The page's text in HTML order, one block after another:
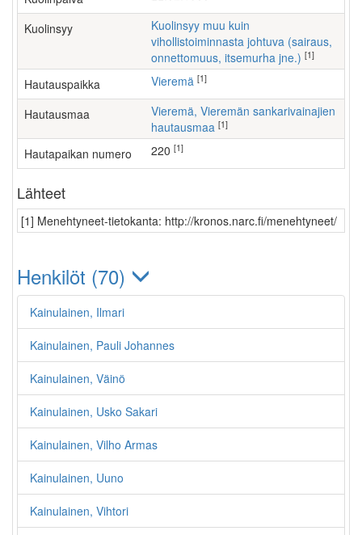
Kuolinsyy
Kuolinsyy muu kuin
vihollistoiminnasta johtuva (sairaus,
onnettomuus, itsemurha jne.) [1]
Hautauspaikka Vieremä [1]
Hautausmaa
Vieremä, Vieremän sankarivainajien
hautausmaa [1]
Hautapaikan numero 220 [1]
Lähteet
[1] Menehtyneet-tietokanta: http://kronos.narc.fi/menehtyneet/
Henkilöt (70)
Kainulainen, Ilmari
Kainulainen, Pauli Johannes
Kainulainen, Väinö
Kainulainen, Usko Sakari
Kainulainen, Vilho Armas
Kainulainen, Uuno
Kainulainen, Vihtori